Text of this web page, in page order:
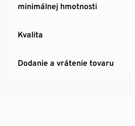
minimálnej hmotnosti
Kvalita
Dodanie a vrátenie tovaru